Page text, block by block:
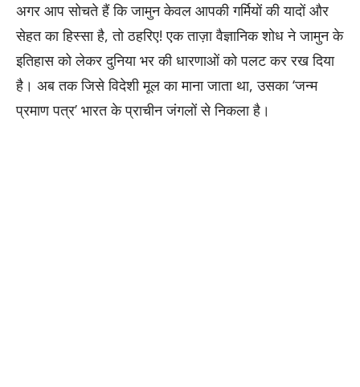
अगर आप सोचते हैं कि जामुन केवल आपकी गर्मियों की यादों और
सेहत का हिस्सा है, तो ठहरिए! एक ताज़ा वैज्ञानिक शोध ने जामुन के
इतिहास को लेकर दुनिया भर की धारणाओं को पलट कर रख दिया
है। अब तक जिसे विदेशी मूल का माना जाता था, उसका ‘जन्म
प्रमाण पत्र’ भारत के प्राचीन जंगलों से निकला है।